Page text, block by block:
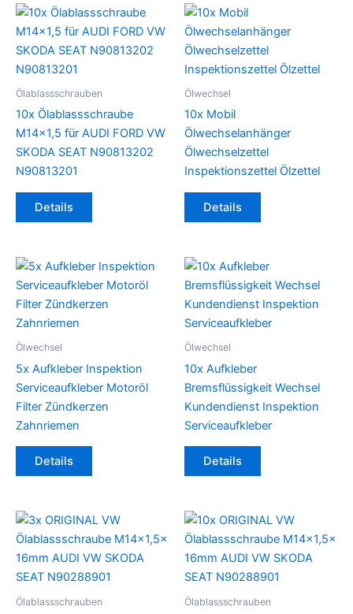
Ölablassschrauben
10x Ölablassschraube
M14x1,5 für AUDI FORD VW
SKODA SEAT N90813202
N90813201
Details
Ölwechsel
10x Mobil
Ölwechselanhänger
Ölwechselzettel
Inspektionszettel Ölzettel
Details
Ölwechsel
5x Aufkleber Inspektion
Serviceaufkleber Motoröl
Filter Zündkerzen
Zahnriemen
Details
Ölwechsel
10x Aufkleber
Bremsflüssigkeit Wechsel
Kundendienst Inspektion
Serviceaufkleber
Details
Ölablassschrauben Ölablassschrauben